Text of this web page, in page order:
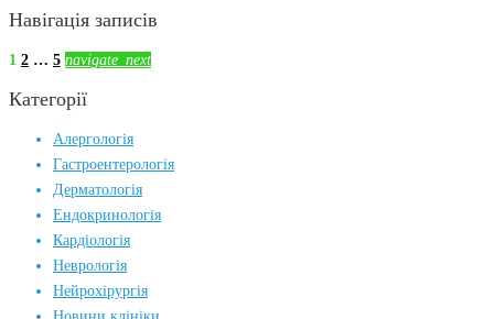
Навігація записів
1 2 … 5 navigate_next
Категорії
Алергологія
Гастроентерологія
Дерматологія
Ендокринологія
Кардіологія
Неврологія
Нейрохірургія